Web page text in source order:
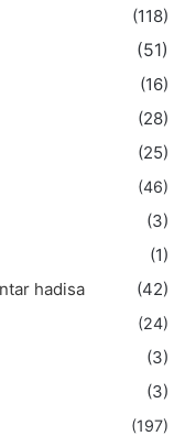
(118)
(51)
(16)
(28)
(25)
(46)
(3)
(1)
hadisa
(42)
(24)
(3)
(3)
(197)